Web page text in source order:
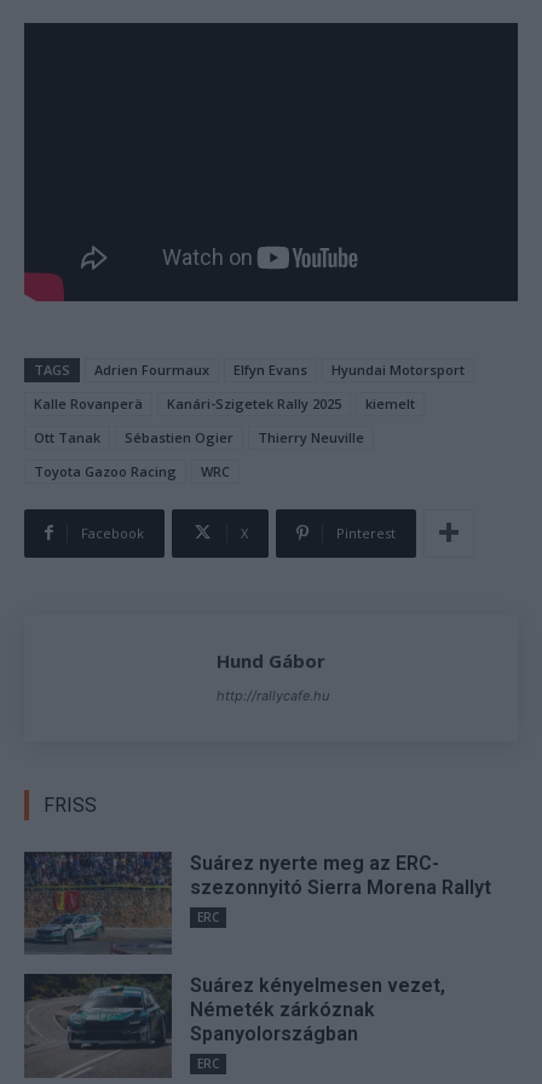
TAGS Adrien Fourmaux Elfyn Evans
Hyundai Motorsport
Kalle Rovanperä
Kanári-Szigetek Rally 2025
kiemelt
Ott Tanak
Sébastien Ogier
Thierry Neuville
Toyota Gazoo Racing
WRC
Facebook X Pinterest
Hund Gábor
http://rallycafe.hu
FRISS
Suárez nyerte meg az ERC-
szezonnyitó Sierra Morena Rallyt
ERC
Suárez kényelmesen vezet,
Németék zárkóznak
Spanyolországban
ERC